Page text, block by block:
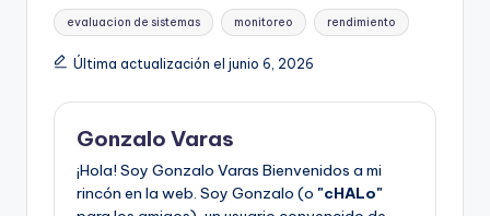
Etiquetas:
evaluacion de sistemas monitoreo rendimiento
Última actualización el junio 6, 2026
Gonzalo Varas
¡Hola! Soy Gonzalo Varas Bienvenidos a mi
rincón en la web. Soy Gonzalo (o "cHALo"